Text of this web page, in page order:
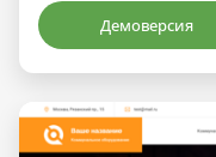
Демоверсия